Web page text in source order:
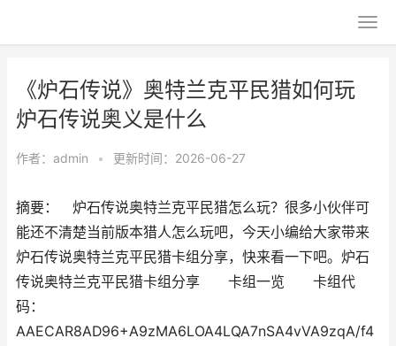
《炉石传说》奥特兰克平民猎如何玩
炉石传说奥义是什么
作者： admin • 更新时间：2026-06-27
摘要： 炉石传说奥特兰克平民猎怎么玩？很多小伙伴可
能还不清楚当前版本猎人怎么玩吧，今天小编给大家带来
炉石传说奥特兰克平民猎卡组分享，快来看一下吧。炉石
传说奥特兰克平民猎卡组分享 卡组一览 卡组代
码：
AAECAR8AD96+A9zMA6LOA4LQA7nSA4vVA9zqA/f4